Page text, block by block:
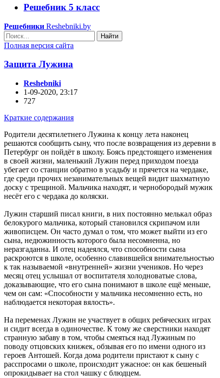
Решебник 5 класс
Решебники Reshebniki.by
Найти
Полная версия сайта
Защита Лужина
Reshebniki
1-09-2020, 23:17
727
Краткие содержания
Родители десятилетнего Лужина к концу лета наконец
решаются сообщить сыну, что после возвращения из деревни в
Петербург он пойдёт в школу. Боясь предстоящего изменения
в своей жизни, маленький Лужин перед приходом поезда
убегает со станции обратно в усадьбу и прячется на чердаке,
где среди прочих незанимательных вещей видит шахматную
доску с трещиной. Мальчика находят, и чернобородый мужик
несёт его с чердака до коляски.
Лужин старший писал книги, в них постоянно мелькал образ
белокурого мальчика, который становился скрипачом или
живописцем. Он часто думал о том, что может выйти из его
сына, недюжинность которого была несомненна, но
неразгаданна. И отец надеялся, что способности сына
раскроются в школе, особенно славившейся внимательностью
к так называемой «внутренней» жизни учеников. Но через
месяц отец услышал от воспитателя холодноватые слова,
доказывающие, что его сына понимают в школе ещё меньше,
чем он сам: «Способности у мальчика несомненно есть, но
наблюдается некоторая вялость».
На переменах Лужин не участвует в общих ребяческих играх
и сидит всегда в одиночестве. К тому же сверстники находят
странную забаву в том, чтобы смеяться над Лужиным по
поводу отцовских книжек, обзывая его по имени одного из
героев Антошей. Когда дома родители пристают к сыну с
расспросами о школе, происходит ужасное: он как бешеный
опрокидывает на стол чашку с блюдцем.